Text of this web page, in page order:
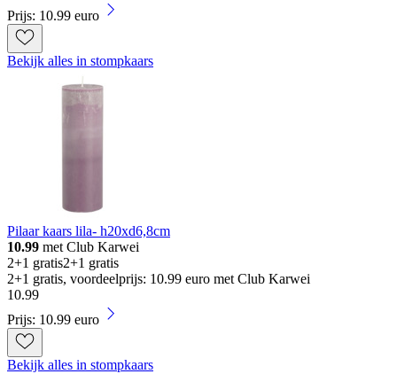
Prijs: 10.99 euro
Bekijk alles in stompkaars
Pilaar kaars lila- h20xd6,8cm
10.99 met Club Karwei
2+1 gratis2+1 gratis
2+1 gratis, voordeelprijs: 10.99 euro met Club Karwei
10.99
Prijs: 10.99 euro
Bekijk alles in stompkaars